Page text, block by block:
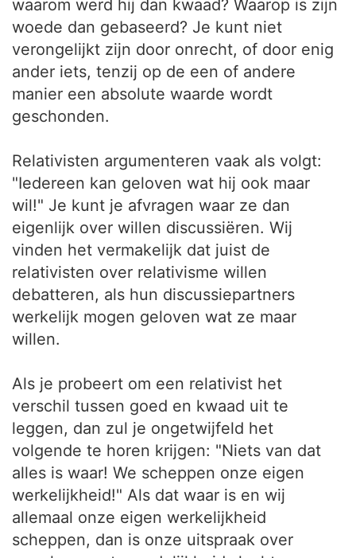
waarom werd hij dan kwaad? Waarop is zijn
woede dan gebaseerd? Je kunt niet
verongelijkt zijn door onrecht, of door enig
ander iets, tenzij op de een of andere
manier een absolute waarde wordt
geschonden.
Relativisten argumenteren vaak als volgt:
"Iedereen kan geloven wat hij ook maar
wil!" Je kunt je afvragen waar ze dan
eigenlijk over willen discussiëren. Wij
vinden het vermakelijk dat juist de
relativisten over relativisme willen
debatteren, als hun discussiepartners
werkelijk mogen geloven wat ze maar
willen.
Als je probeert om een relativist het
verschil tussen goed en kwaad uit te
leggen, dan zul je ongetwijfeld het
volgende te horen krijgen: "Niets van dat
alles is waar! We scheppen onze eigen
werkelijkheid!" Als dat waar is en wij
allemaal onze eigen werkelijkheid
scheppen, dan is onze uitspraak over